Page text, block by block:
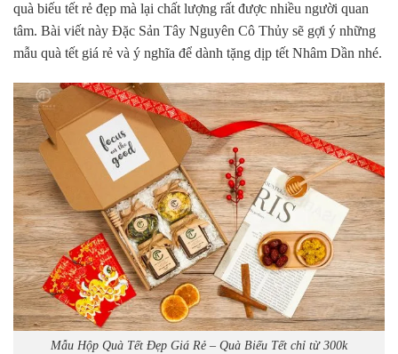
quà biếu tết rẻ đẹp mà lại chất lượng rất được nhiều người quan
tâm. Bài viết này Đặc Sản Tây Nguyên Cô Thủy sẽ gợi ý những
mẫu quà tết giá rẻ và ý nghĩa để dành tặng dịp tết Nhâm Dần nhé.
Mẫu Hộp Quà Tết Đẹp Giá Rẻ – Quà Biếu Tết chỉ từ 300k